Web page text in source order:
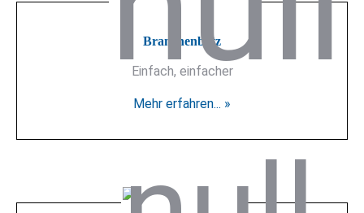
Branchenblitz
Einfach, einfacher
Mehr erfahren... »